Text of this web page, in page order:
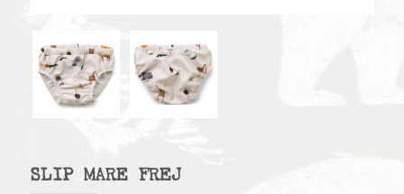
SLIP MARE FREJ